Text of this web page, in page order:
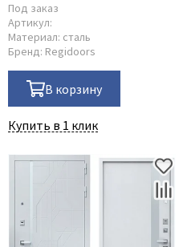
Под заказ
Артикул:
Материал: сталь
Бренд: Regidoors
В корзину
Купить в 1 клик